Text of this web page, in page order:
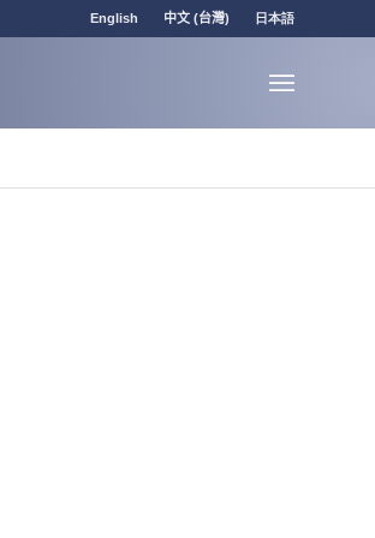
English 中文 (台灣) 日本語